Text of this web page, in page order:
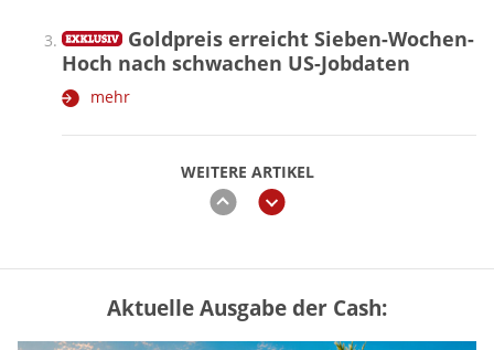
WEITERE ARTIKEL
zurückweiter
Goldpreis erreicht Sieben-Wochen-
Hoch nach schwachen US-Jobdaten
mehr
Vermieter-Zutritt: Wann Mieter
die Wohnung öffnen müssen
Aktuelle Ausgabe der Cash: